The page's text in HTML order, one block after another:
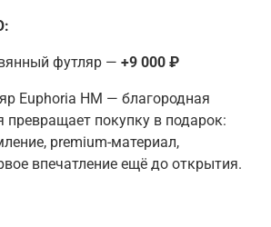
:
футляр — +9 000 ₽
Euphoria HM — благородная
превращает покупку в подарок:
premium-материал,
впечатление ещё до открытия.